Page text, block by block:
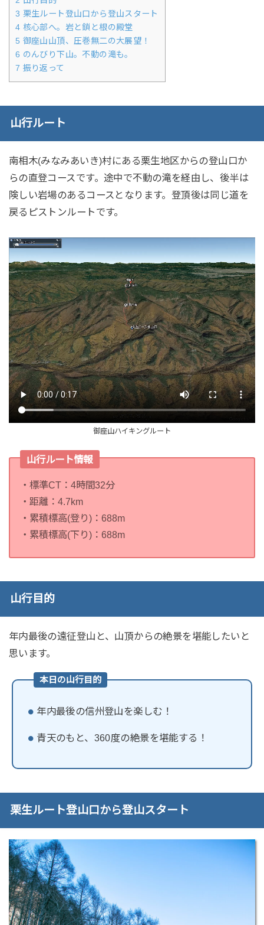
3 栗生ルート登山口から登山スタート
4 核心部へ。岩と鎖と根の殿堂
5 御座山山頂、圧巻無二の大展望！
6 のんびり下山。不動の滝も。
7 振り返って
山行ルート
南相木(みなみあいき)村にある栗生地区からの登山口か
らの直登コースです。途中で不動の滝を経由し、後半は
険しい岩場のあるコースとなります。登頂後は同じ道を
戻るピストンルートです。
御座山ハイキングルート
山行ルート情報
・標準CT：4時間32分
・距離：4.7km
・累積標高(登り)：688m
・累積標高(下り)：688m
山行目的
年内最後の遠征登山と、山頂からの絶景を堪能したいと
思います。
本日の山行目的
年内最後の信州登山を楽しむ！
青天のもと、360度の絶景を堪能する！
栗生ルート登山口から登山スタート